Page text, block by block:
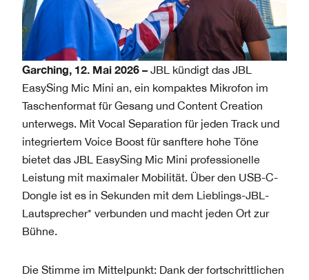
Garching, 12. Mai 2026 – JBL kündigt das JBL
EasySing Mic Mini an, ein kompaktes Mikrofon im
Taschenformat für Gesang und Content Creation
unterwegs. Mit Vocal Separation für jeden Track und
integriertem Voice Boost für sanftere hohe Töne
bietet das JBL EasySing Mic Mini professionelle
Leistung mit maximaler Mobilität. Über den USB-C-
Dongle ist es in Sekunden mit dem Lieblings-JBL-
Lautsprecher* verbunden und macht jeden Ort zur
Bühne.
Die Stimme im Mittelpunkt: Dank der fortschrittlichen